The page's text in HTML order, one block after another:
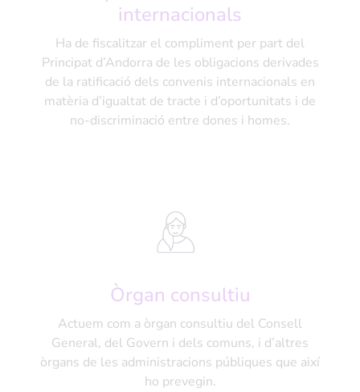
internacionals
Ha de fiscalitzar el compliment per part del
Principat d’Andorra de les obligacions derivades
de la ratificació dels convenis internacionals en
matèria d’igualtat de tracte i d’oportunitats i de
no-discriminació entre dones i homes.
Òrgan consultiu
Actuem com a òrgan consultiu del Consell
General, del Govern i dels comuns, i d’altres
òrgans de les administracions públiques que així
ho prevegin.